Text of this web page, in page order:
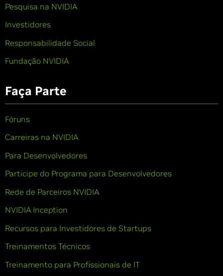
Pesquisa na NVIDIA
Investidores
Responsabilidade Social
Fundação NVIDIA
Faça Parte
Fóruns
Carreiras na NVIDIA
Para Desenvolvedores
Participe do Programa para Desenvolvedores
Rede de Parceiros NVIDIA
NVIDIA Inception
Recursos para Investidores de Startups
Treinamentos Técnicos
Treinamento para Profissionais de IT